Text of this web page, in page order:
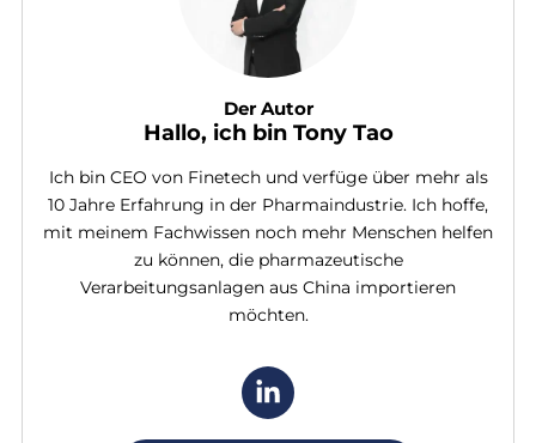
Der Autor
Hallo, ich bin Tony Tao
Ich bin CEO von Finetech und verfüge über mehr als
10 Jahre Erfahrung in der Pharmaindustrie. Ich hoffe,
mit meinem Fachwissen noch mehr Menschen helfen
zu können, die pharmazeutische
Verarbeitungsanlagen aus China importieren
möchten.